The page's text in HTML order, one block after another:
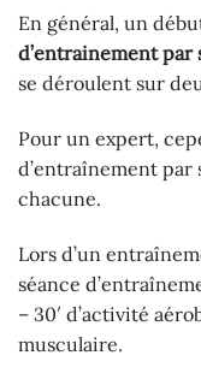
En général, un
d’entrainement par
se déroulent sur
Pour un expert,
d’entraînement par
chacune.
Lors d’un
séance
– 30′ d’activité
musculaire.